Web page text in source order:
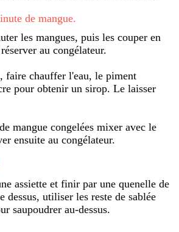
de mangue.
les mangues, puis les couper en
au congélateur.
faire chauffer l'eau, le piment
pour obtenir un sirop. Le laisser
mangue congelées mixer avec le
ensuite au congélateur.
assiette et finir par une quenelle de
dessus, utiliser les reste de sablée
saupoudrer au-dessus.